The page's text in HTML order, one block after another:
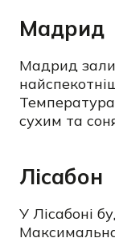
Мадрид
Мадрид
сухим та
Лісабон
У Лісабоні